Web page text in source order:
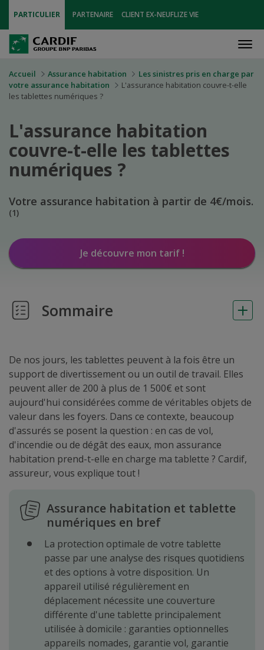
PARTICULIER PARTENAIRE CLIENT EX-NEUFLIZE VIE
Accueil Assurance habitation
Les sinistres pris en charge par
votre assurance habitation
L'assurance habitation couvre-t-elle
les tablettes numériques ?
L'assurance habitation
couvre-t-elle les tablettes
numériques ?
Votre assurance habitation à partir de 4€/mois.
(1)
Je découvre mon tarif !
Sommaire
De nos jours, les tablettes peuvent à la fois être un
support de divertissement ou un outil de travail. Elles
peuvent aller de 200 à plus de 1 500€ et sont
aujourd'hui considérées comme de véritables objets de
valeur dans les foyers. Dans ce contexte, beaucoup
d'assurés se posent la question : en cas de vol,
d'incendie ou de dégât des eaux, mon assurance
habitation prend-t-elle en charge ma tablette ? Cardif,
assureur, vous explique tout !
Assurance habitation et tablette
numériques en bref
La protection optimale de votre tablette
passe par une analyse des risques quotidiens
et des options à votre disposition. Un
appareil utilisé régulièrement en
déplacement nécessite une couverture
différente d'une tablette principalement
utilisée à domicile : garanties optionnelles
appareils nomades, garantie vol, garantie